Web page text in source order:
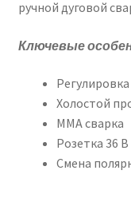
ручной дуговой
Ключевые
Холостой
ММА сварка
Розетка 36
Смена